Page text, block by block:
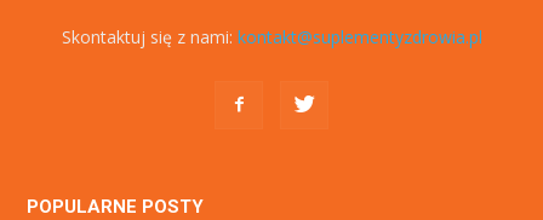
Skontaktuj się z nami: kontakt@suplementyzdrowia.pl
POPULARNE POSTY